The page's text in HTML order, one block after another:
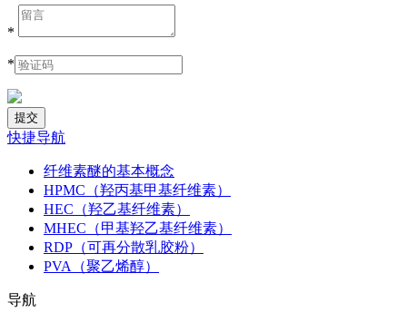
*
*
快捷导航
纤维素醚的基本概念
HPMC（羟丙基甲基纤维素）
HEC（羟乙基纤维素）
MHEC（甲基羟乙基纤维素）
RDP（可再分散乳胶粉）
PVA（聚乙烯醇）
导航